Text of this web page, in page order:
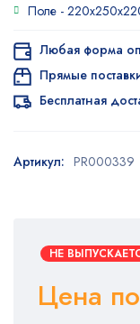
Поле -
НЕ
Цена
Любая форма
Прямые
Бесплатная
Артикул: PR000339